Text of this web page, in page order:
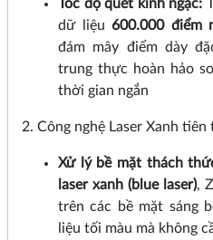
Tốc độ quét kinh ngạc:
dữ liệu 600.000 điểm
đám mây điểm dày
trung thực hoàn hảo
thời gian ngắn
2. Công nghệ Laser Xanh tiên
Xử lý bề mặt thách
laser xanh (blue laser),
trên các bề mặt sáng
liệu tối màu mà không